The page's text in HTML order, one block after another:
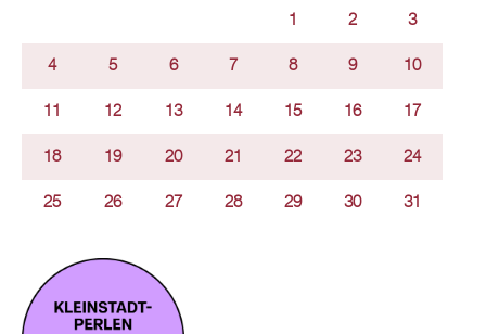
1 2 3
4 5 6 7 8 9 10
11 12 13 14 15 16 17
18 19 20 21 22 23 24
25 26 27 28 29 30 31